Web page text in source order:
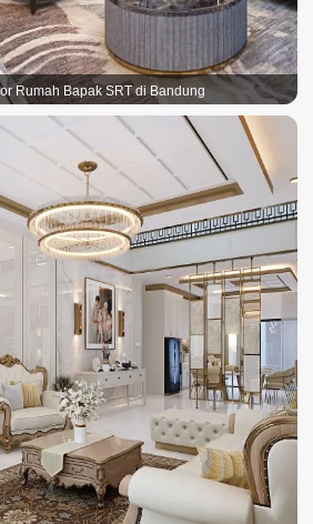
Rumah Bapak SRT di Bandung